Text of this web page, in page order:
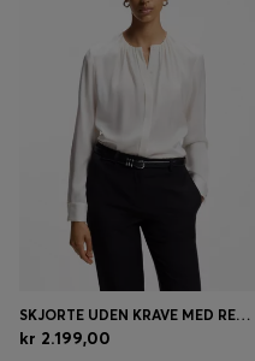
SKJORTE UDEN KRAVE MED REGULAR FIT I SILKE MED STRÆK
kr 2.199,00